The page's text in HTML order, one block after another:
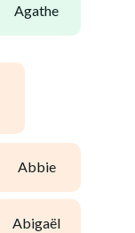
agathe
abbie
abigaël